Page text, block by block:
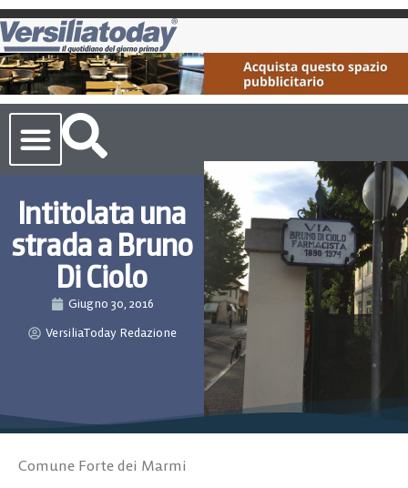
Intitolata una
strada a Bruno
Di Ciolo
Giugno 30, 2016
VersiliaToday Redazione
Comune Forte dei Marmi